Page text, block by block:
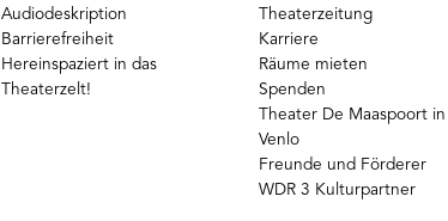
Audiodeskription
Barrierefreiheit
Hereinspaziert in das
Theaterzelt!
Theaterzeitung
Karriere
Räume mieten
Spenden
Theater De Maaspoort in
Venlo
Freunde und Förderer
WDR 3 Kulturpartner